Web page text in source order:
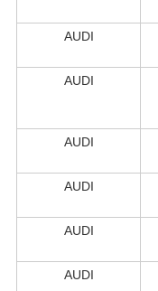
AUDI
AUDI
AUDI
AUDI
AUDI
AUDI